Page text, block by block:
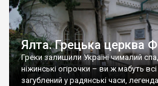
Ялта. Грецька церква
Греки залишили Україні чималий
ніжинські огірочки – ви ж мабуть
загублений у радянські часи,